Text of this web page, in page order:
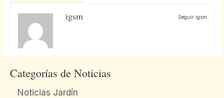
Seguir igsm:
igsm
Categorías de Noticias
Noticias Jardín